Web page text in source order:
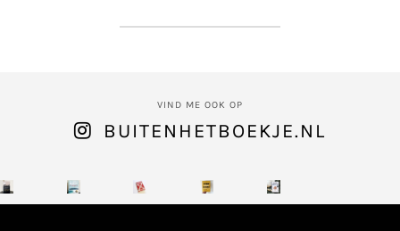
VIND ME OOK OP
BUITENHETBOEKJE.NL